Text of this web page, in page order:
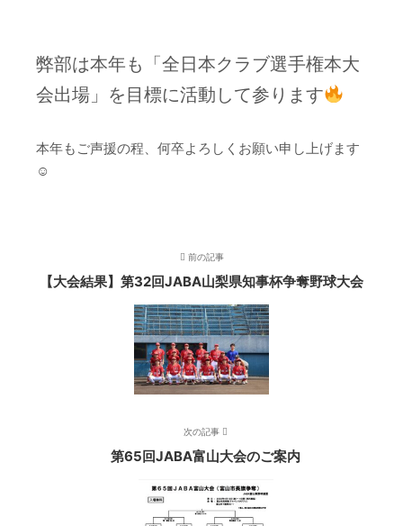
弊部は本年も「全日本クラブ選手権本大
会出場」を目標に活動して参ります
本年もご声援の程、何卒よろしくお願い申し上げます
☺
前の記事
【大会結果】第32回JABA山梨県知事杯争奪野球大会
次の記事
第65回JABA富山大会のご案内